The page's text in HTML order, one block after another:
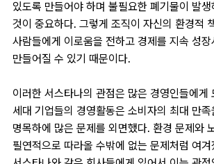
있도록 만들어야 하며 불필요한 폐기물이 발
것이 중요하다. 그렇게 조직이 자신의 환경적
사람들에게 이로움을 전하고 경제를 지속 성
만들어질 수 있기 때문이다.
이러한 서스타나의 관점은 많은 경영인들에게
세대 기업들의 경영활동은 소비자의 최대 만족
명목하에 많은 문제를 외면했다. 환경 문제와
필연적으로 따라올 수밖에 없는 문제처럼 여